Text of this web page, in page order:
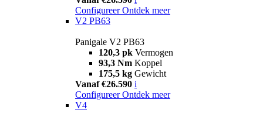
Configureer Ontdek meer
V2 PB63
Panigale V2 PB63
120,3 pk Vermogen
93,3 Nm Koppel
175,5 kg Gewicht
Vanaf €26.590 i
Configureer Ontdek meer
V4